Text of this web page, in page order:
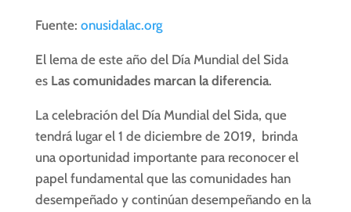
Fuente: onusidalac.org
El lema de este año del Día Mundial del Sida
es Las comunidades marcan la diferencia.
La celebración del Día Mundial del Sida, que
tendrá lugar el 1 de diciembre de 2019, brinda
una oportunidad importante para reconocer el
papel fundamental que las comunidades han
desempeñado y continúan desempeñando en la